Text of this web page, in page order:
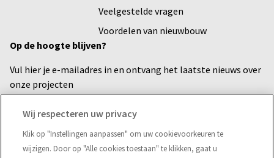
Veelgestelde vragen
Voordelen van nieuwbouw
Op de hoogte blijven?
Vul hier je e-mailadres in en ontvang het laatste nieuws over
onze projecten
Voornaam
E-mailadres*
Wij respecteren uw privacy
Klik op "Instellingen aanpassen" om uw cookievoorkeuren te
wijzigen. Door op "Alle cookies toestaan" te klikken, gaat u